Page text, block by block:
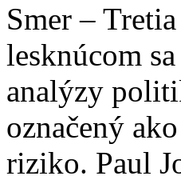
Smer –
lesknúcom
analýzy
označený
riziko. Paul